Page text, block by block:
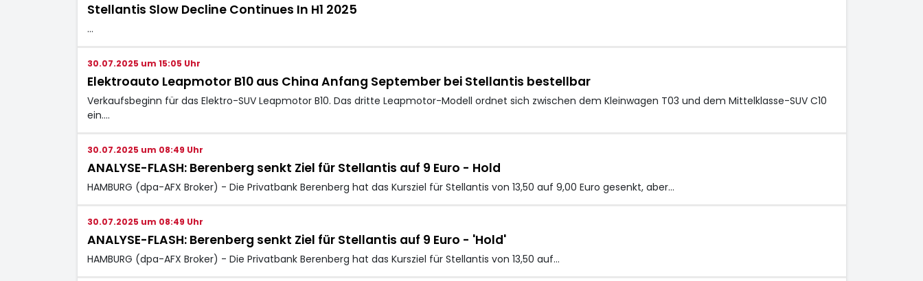
Stellantis Slow Decline Continues In H1 2025
…
30.07.2025 um 15:05 Uhr
Elektroauto Leapmotor B10 aus China Anfang September bei Stellantis bestellbar
Verkaufsbeginn für das Elektro-SUV Leapmotor B10. Das dritte Leapmotor-Modell ordnet sich zwischen dem Kleinwagen T03 und dem Mittelklasse-SUV C10
ein.…
30.07.2025 um 08:49 Uhr
ANALYSE-FLASH: Berenberg senkt Ziel für Stellantis auf 9 Euro - Hold
HAMBURG (dpa-AFX Broker) - Die Privatbank Berenberg hat das Kursziel für Stellantis von 13,50 auf 9,00 Euro gesenkt, aber…
30.07.2025 um 08:49 Uhr
ANALYSE-FLASH: Berenberg senkt Ziel für Stellantis auf 9 Euro - 'Hold'
HAMBURG (dpa-AFX Broker) - Die Privatbank Berenberg hat das Kursziel für Stellantis von 13,50 auf…